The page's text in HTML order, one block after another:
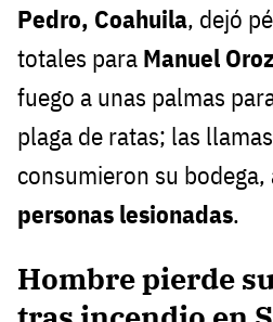
Pedro, Coahuila, dejó
totales para Manuel
fuego a unas palmas
plaga de ratas; las
consumieron su bodega,
personas lesionadas.
Hombre pierde